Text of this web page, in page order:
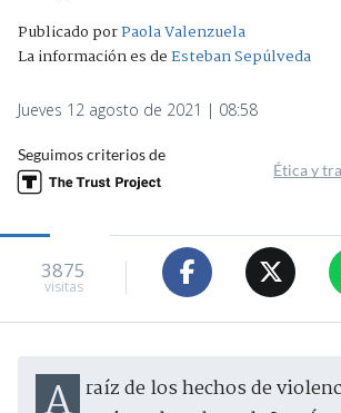
Publicado porPaola Valenzuela
La información es deEsteban Sepúlveda
Jueves 12 agosto de 2021 | 08:58
Seguimos criterios de
Ética y
3875
visitas